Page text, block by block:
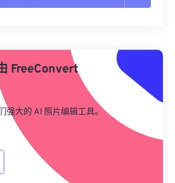
FreeConvert
强大的 AI 照片编辑工具。